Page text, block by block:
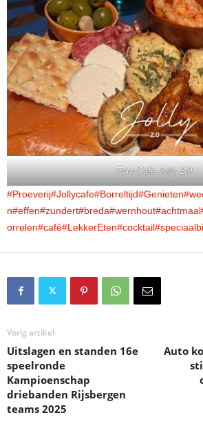
Foto Cafe Jolly 2.0
#Proeverij#Jollycafe#Borreltijd#Genieten
n#effen#zundert#breda#wernhout#achtmaal
orrelen#café#LekkerEten#cocktail
Vorig artikel
Uitslagen en standen 16e
speelronde
Kampioenschap
driebanden Rijsbergen
teams 2025
Auto